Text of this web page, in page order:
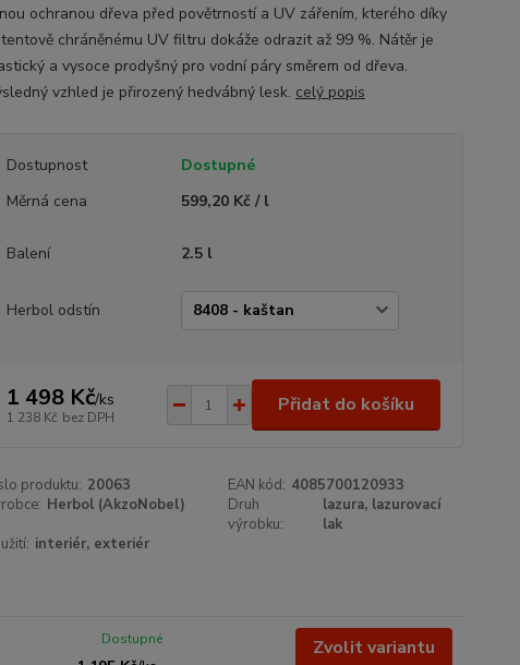
ochranou dřeva před povětrností a UV zářením, kterého díky
chráněnému UV filtru dokáže odrazit až 99 %. Nátěr je
a vysoce prodyšný pro vodní páry směrem od dřeva.
vzhled je přirozený hedvábný lesk. celý popis
Dostupnost
Dostupné
Měrná cena
599,20 Kč / l
Balení 2.5 l
Herbol odstín
1 498 Kč/ks
1 238 Kč bez DPH
Přidat do košíku
produktu: 20063 EAN kód: 4085700120933
Herbol (AkzoNobel)
Druh
výrobku:
lazura, lazurovací
lak
interiér, exteriér
Dostupné Zvolit variantu